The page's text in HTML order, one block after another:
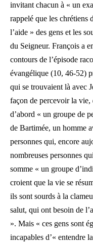
invitant chacun à « un
rappelé que les chrétiens
l’aide » des gens et les
du Seigneur. François a
contours de l’épisode
évangélique (10, 46-52)
qui se trouvaient là avec
façon de percevoir la
d’abord « un groupe de
de Bartimée, un homme
personnes qui, encore
nombreuses personnes
somme « un groupe
croient que la vie se
ils sont sourds à la
salut, qui ont besoin de
». Mais « ces gens sont
incapables d’« entendre